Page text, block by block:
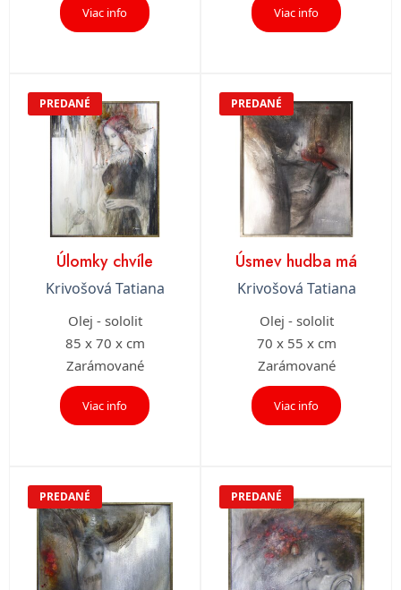
Viac info Viac info
PREDANÉ
Úlomky chvíle
Krivošová Tatiana
Olej - sololit
85 x 70 x cm
Zarámované
Viac info
PREDANÉ
Úsmev hudba má
Krivošová Tatiana
Olej - sololit
70 x 55 x cm
Zarámované
Viac info
PREDANÉ PREDANÉ